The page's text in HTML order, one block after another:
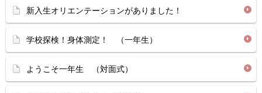
新入生オリエンテーションがありました！
学校探検！身体測定！ （一年生）
ようこそ一年生 （対面式）